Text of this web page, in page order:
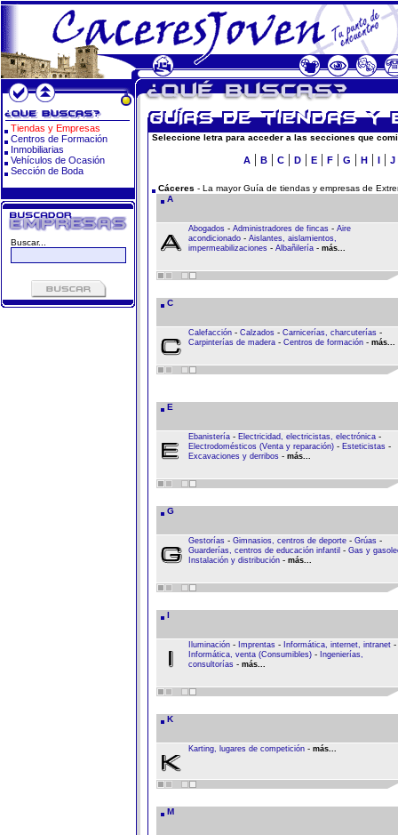
Tiendas y Empresas
Centros de Formación
Inmobiliarias
Vehículos de Ocasión
Sección de Boda
Buscar...
Seleccione letra para acceder a las secciones que
A| B| C| D| E| F| G | H| I| J
Cáceres - La mayor Guía de tiendas y empresas de
A
Abogados - Administradores de fincas - Aire
acondicionado - Aislantes, aislamientos,
impermeabilizaciones - Albañilería - más...
C
Calefacción - Calzados - Carnicerías, charcuterías -
Carpinterías de madera - Centros de formación - más...
E
Ebanistería - Electricidad, electricistas, electrónica -
Electrodomésticos (Venta y reparación) - Esteticistas -
Excavaciones y derribos - más...
G
Gestorías - Gimnasios, centros de deporte - Grúas -
Guarderías, centros de educación infantil - Gas y
Instalación y distribución - más...
I
Iluminación - Imprentas - Informática, internet, intranet -
Informática, venta (Consumibles) - Ingenierías,
consultorías - más...
K
Karting, lugares de competición - más...
M